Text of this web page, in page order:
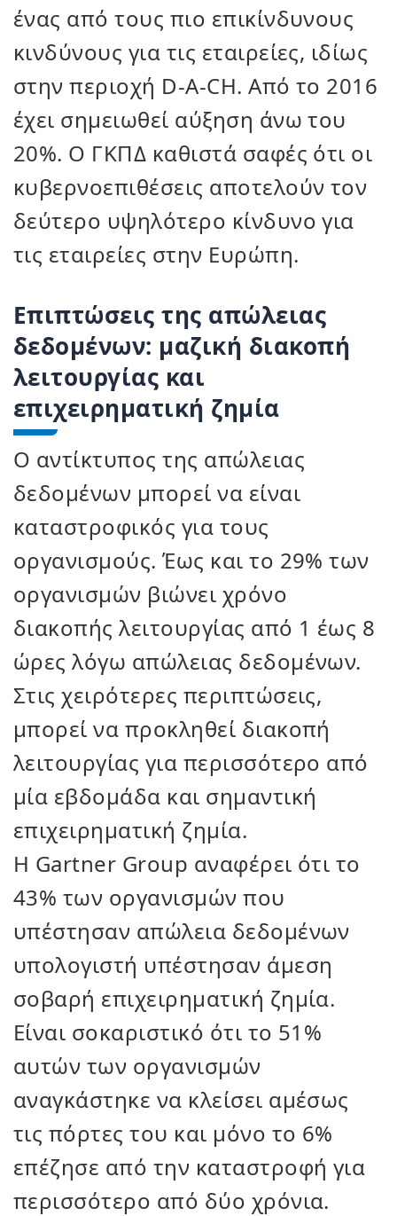
ένας από τους πιο επικίνδυνους
κινδύνους για τις εταιρείες, ιδίως
στην περιοχή D-A-CH. Από το 2016
έχει σημειωθεί αύξηση άνω του
20%. Ο ΓΚΠΔ καθιστά σαφές ότι οι
κυβερνοεπιθέσεις αποτελούν τον
δεύτερο υψηλότερο κίνδυνο για
τις εταιρείες στην Ευρώπη.
Επιπτώσεις της απώλειας
δεδομένων: μαζική διακοπή
λειτουργίας και
επιχειρηματική ζημία
Ο αντίκτυπος της απώλειας
δεδομένων μπορεί να είναι
καταστροφικός για τους
οργανισμούς. Έως και το 29% των
οργανισμών βιώνει χρόνο
διακοπής λειτουργίας από 1 έως 8
ώρες λόγω απώλειας δεδομένων.
Στις χειρότερες περιπτώσεις,
μπορεί να προκληθεί διακοπή
λειτουργίας για περισσότερο από
μία εβδομάδα και σημαντική
επιχειρηματική ζημία.
Η Gartner Group αναφέρει ότι το
43% των οργανισμών που
υπέστησαν απώλεια δεδομένων
υπολογιστή υπέστησαν άμεση
σοβαρή επιχειρηματική ζημία.
Είναι σοκαριστικό ότι το 51%
αυτών των οργανισμών
αναγκάστηκε να κλείσει αμέσως
τις πόρτες του και μόνο το 6%
επέζησε από την καταστροφή για
περισσότερο από δύο χρόνια.